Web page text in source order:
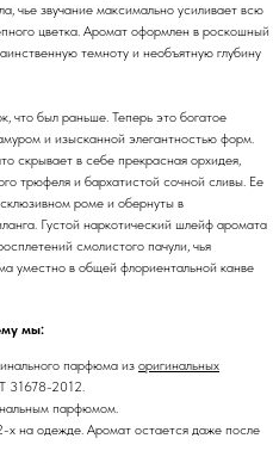
чье звучание максимально усиливает всю
цветка. Аромат оформлен в роскошный
темноту и необъятную глубину
что был раньше. Теперь это богатое
и изысканной элегантностью форм.
скрывает в себе прекрасная орхидея,
трюфеля и бархатистой сочной сливы. Ее
роме и обернуты в
Густой наркотический шлейф аромата
смолистого пачули, чья
уместно в общей флориентальной канве
мы:
парфюма из оригинальных
31678-2012.
парфюмом.
х на одежде. Аромат остается даже после